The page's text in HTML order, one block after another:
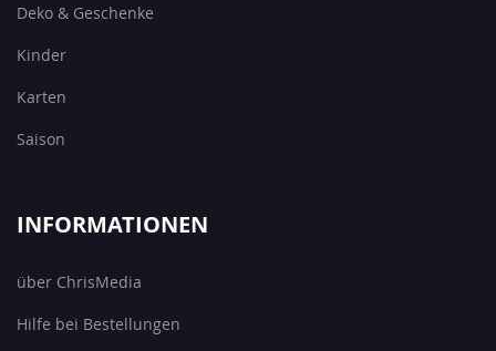
Deko & Geschenke
Kinder
Karten
Saison
INFORMATIONEN
über ChrisMedia
Hilfe bei Bestellungen